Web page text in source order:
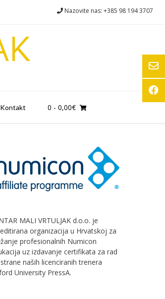
Nazovite nas: +385 98 194 3707
Kontakt 0 - 0,00€
MALI VRTULJAK d.o.o. je
organizacija u Hrvatskoj za
profesionalnih Numicon
uz izdavanje certifikata za rad
naših licenciranih trenera
University PressA.